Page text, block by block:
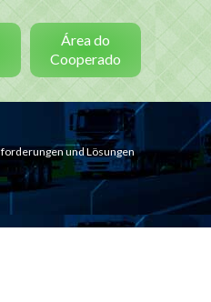
Área do
Cooperado
und Lösungen